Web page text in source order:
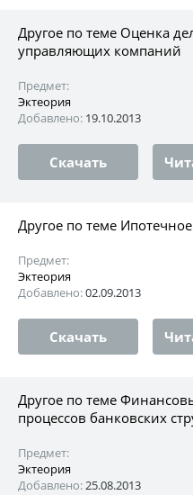
Другое по теме Оценка
управляющих компаний
Предмет:
Эктеория
Добавлено: 19.10.2013
Скачать
Другое по теме
Предмет:
Эктеория
Добавлено:02.09.2013
Скачать
Другое по теме
процессов банковских
Предмет:
Эктеория
Добавлено:25.08.2013